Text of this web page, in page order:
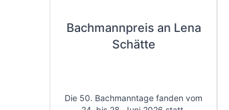
Bachmannpreis an Lena
Schätte
Die 50. Bachmanntage fanden vom